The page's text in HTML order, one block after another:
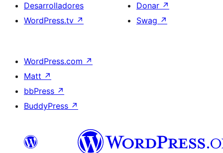
Desarrolladores
WordPress.tv ↗
Donar ↗
Swag ↗
WordPress.com ↗
Matt ↗
bbPress ↗
BuddyPress ↗